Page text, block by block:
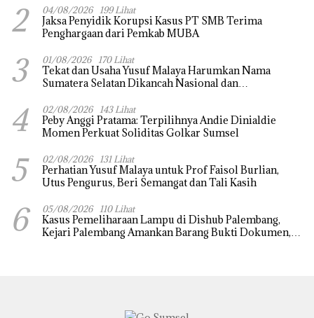
2 04/08/2026 199 Lihat
Jaksa Penyidik Korupsi Kasus PT SMB Terima
Penghargaan dari Pemkab MUBA
3 01/08/2026 170 Lihat
Tekat dan Usaha Yusuf Malaya Harumkan Nama
Sumatera Selatan Dikancah Nasional dan
4 02/08/2026 143 Lihat
Peby Anggi Pratama: Terpilihnya Andie Dinialdie
Momen Perkuat Soliditas Golkar Sumsel
5 02/08/2026 131 Lihat
Perhatian Yusuf Malaya untuk Prof Faisol Burlian,
Utus Pengurus, Beri Semangat dan Tali Kasih
6 05/08/2026 110 Lihat
Kasus Pemeliharaan Lampu di Dishub Palembang,
Kejari Palembang Amankan Barang Bukti Dokumen,